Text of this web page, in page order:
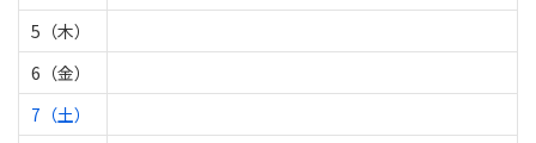
5（木）
6（金）
7（土）